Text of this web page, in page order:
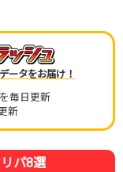
ータをお届け！
毎日更新
新
パ8選